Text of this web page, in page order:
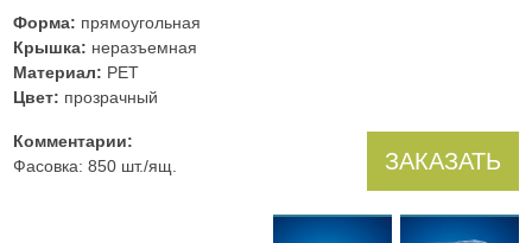
Форма: прямоугольная
Крышка: неразъемная
Материал: PET
Цвет: прозрачный
Комментарии:
Фасовка: 850 шт./ящ.
ЗАКАЗАТЬ